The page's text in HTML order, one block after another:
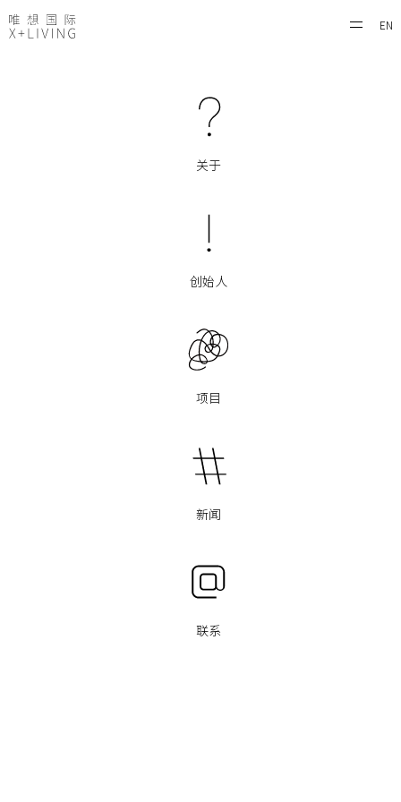
EN
关于
创始人
项目
新闻
联系